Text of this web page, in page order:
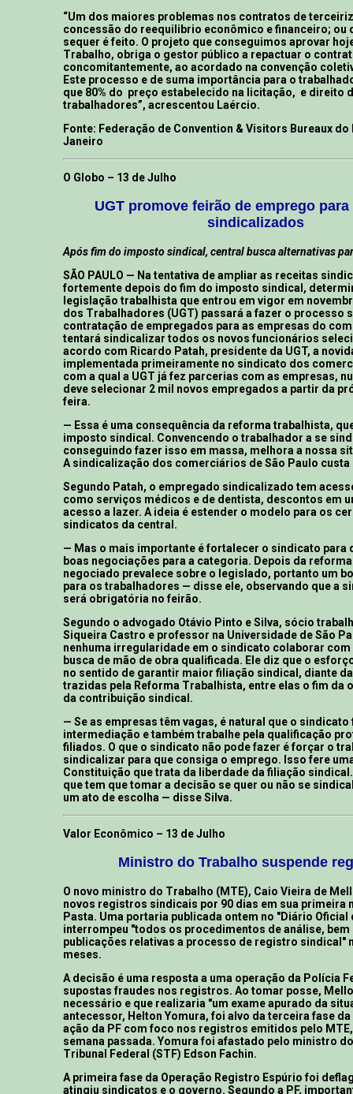
“Um dos maiores problemas nos contratos de
concessão do reequilibrio econômico e financeiro; ou
sequer é feito. O projeto que conseguimos aprovar
Trabalho, obriga o gestor público a repactuar o
concomitantemente, ao acordado na convenção
Este processo e de suma importância para o
que 80% do preço estabelecido na licitação, e direito
trabalhadores”, acrescentou Laércio.
Fonte: Federação de Convention & Visitors Bureaux do
Janeiro
O Globo – 13 de Julho
UGT promove feirão de emprego
sindicalizados
Após fim do imposto sindical, central busca alternativas
SÃO PAULO — Na tentativa de ampliar as receitas
fortemente depois do fim do imposto sindical,
legislação trabalhista que entrou em vigor em
dos Trabalhadores (UGT) passará a fazer o processo
contratação de empregados para as empresas do
tentará sindicalizar todos os novos funcionários
acordo com Ricardo Patah, presidente da UGT, a
implementada primeiramente no sindicato dos
com a qual a UGT já fez parcerias com as empresas,
deve selecionar 2 mil novos empregados a partir da
feira.
— Essa é uma consequência da reforma trabalhista,
imposto sindical. Convencendo o trabalhador a se
conseguindo fazer isso em massa, melhora a nossa
A sindicalização dos comerciários de São Paulo custa
Segundo Patah, o empregado sindicalizado tem
como serviços médicos e de dentista, descontos em
acesso a lazer. A ideia é estender o modelo para os
sindicatos da central.
— Mas o mais importante é fortalecer o sindicato para
boas negociações para a categoria. Depois da
negociado prevalece sobre o legislado, portanto um
para os trabalhadores — disse ele, observando que a
será obrigatória no feirão.
Segundo o advogado Otávio Pinto e Silva, sócio
Siqueira Castro e professor na Universidade de São
nenhuma irregularidade em o sindicato colaborar com
busca de mão de obra qualificada. Ele diz que o
no sentido de garantir maior filiação sindical, diante
trazidas pela Reforma Trabalhista, entre elas o fim da
da contribuição sindical.
— Se as empresas têm vagas, é natural que o sindicato
intermediação e também trabalhe pela qualificação
filiados. O que o sindicato não pode fazer é forçar o
sindicalizar para que consiga o emprego. Isso fere
Constituição que trata da liberdade da filiação
que tem que tomar a decisão se quer ou não se
um ato de escolha — disse Silva.
Valor Econômico – 13 de Julho
Ministro do Trabalho suspende
O novo ministro do Trabalho (MTE), Caio Vieira de
novos registros sindicais por 90 dias em sua primeira
Pasta. Uma portaria publicada ontem no "Diário Oficial
interrompeu "todos os procedimentos de análise, bem
publicações relativas a processo de registro sindical"
meses.
A decisão é uma resposta a uma operação da Polícia
supostas fraudes nos registros. Ao tomar posse,
necessário e que realizaria "um exame apurado da
antecessor, Helton Yomura, foi alvo da terceira fase
ação da PF com foco nos registros emitidos pelo
semana passada. Yomura foi afastado pelo ministro
Tribunal Federal (STF) Edson Fachin.
A primeira fase da Operação Registro Espúrio foi
atingiu sindicatos e o governo. Segundo a PF,